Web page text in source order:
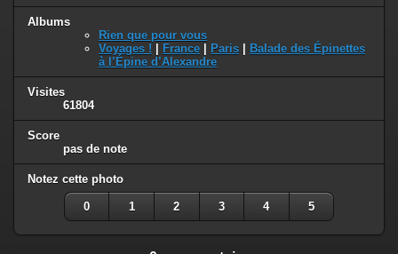
Albums
Rien que pour vous
Voyages !
France Paris
Balade des Épinettes
à l’Épine d’Alexandre
Visites
61804
Score
pas de note
Notez cette photo
0 1 2 3 4 5